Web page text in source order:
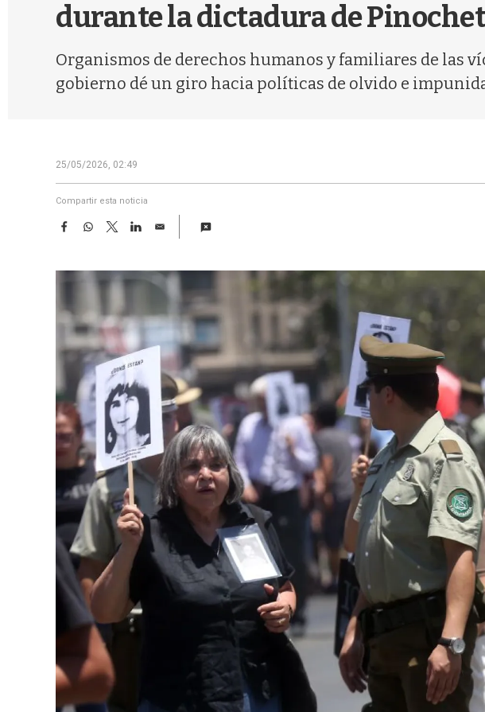
durante la dictadura de Pinochet
Organismos de derechos humanos y familiares de las
gobierno dé un giro hacia políticas de olvido e
25/05/2026, 02:49
Compartir esta noticia
F
e
o
k
W
t
s
p
T
w
t
t
r
L
k
e
I
n
E
i